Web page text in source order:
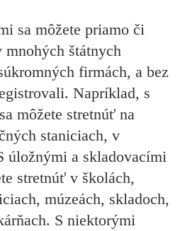
sa môžete priamo či
štátnych
firmách, a bez
Napríklad, s
môžete stretnúť na
staniciach, v
úložnými a skladovacími
stretnúť v školách,
múzeách, skladoch,
S niektorými